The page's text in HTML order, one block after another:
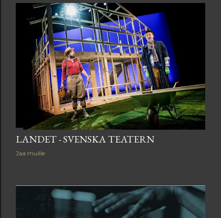
LANDET - SVENSKA TEATERN
Jaa muille